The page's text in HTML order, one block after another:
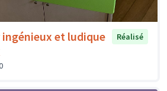
ingénieux et ludique
Réalisé